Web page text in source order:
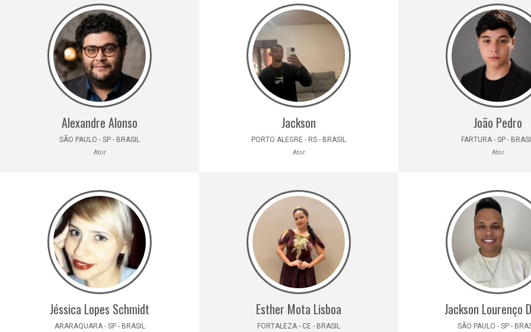
Alexandre Alonso
SÃO PAULO - SP - BRASIL
Ator
Jackson
PORTO ALEGRE - RS - BRASIL
Ator
João Pedro
FARTURA - SP -
Ator
Jéssica Lopes Schmidt
ARARAQUARA - SP - BRASIL
Esther Mota Lisboa
FORTALEZA - CE - BRASIL
Jackson Lourenço
SÃO PAULO - SP -